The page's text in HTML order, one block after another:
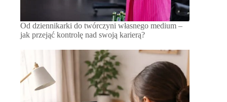
Od dziennikarki do twórczyni własnego medium –
jak przejąć kontrolę nad swoją karierą?